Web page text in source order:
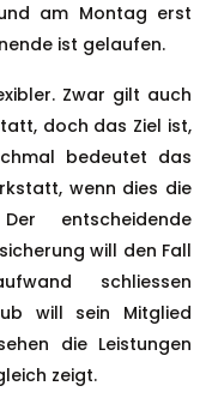
am Montag erst
ist gelaufen.
Zwar gilt auch
doch das Ziel ist,
bedeutet das
wenn dies die
entscheidende
will den Fall
schliessen
will sein Mitglied
die Leistungen
zeigt.